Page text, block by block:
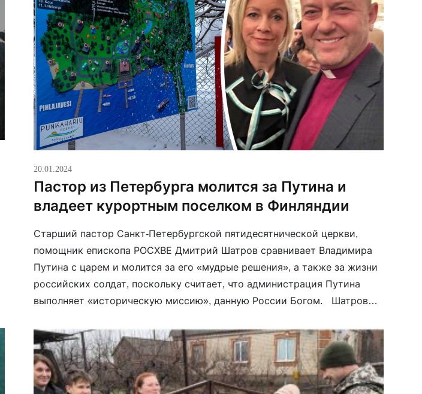
20.01.2024
Пастор из Петербурга молится за Путина и
владеет курортным поселком в Финляндии
Старший пастор Санкт-Петербургской пятидесятнической церкви,
помощник епископа РОСХВЕ Дмитрий Шатров сравнивает Владимира
Путина с царем и молится за его «мудрые решения», а также за жизни
российских солдат, поскольку считает, что администрация Путина
выполняет «историческую миссию», данную России Богом. Шатров
избежать еще большего зла”. “С его помощью […]